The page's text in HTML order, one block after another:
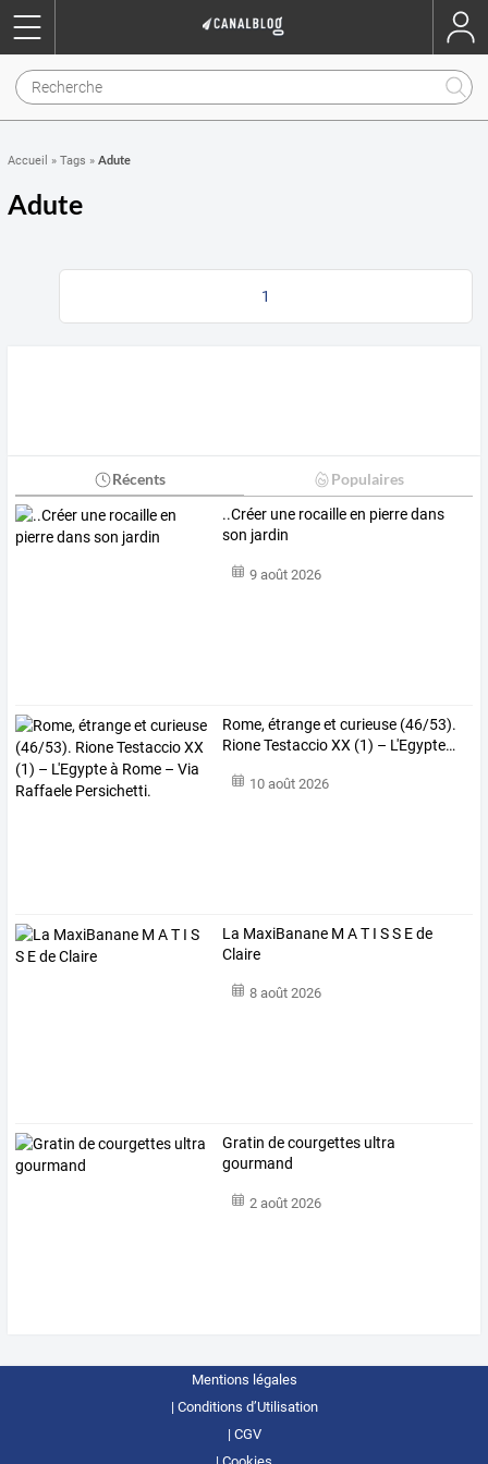
Accueil » Tags » Adute
Adute
1
Récents Populaires
..Créer une rocaille en pierre dans
son jardin
9 août 2026
Rome, étrangeet curieuse (46/53).
RioneTestaccioXX (1) – L'Egypte…
10 août 2026
La MaxiBanane M A T I S S E de
Claire
8 août 2026
Gratin de courgettes ultra
gourmand
2 août 2026
Mentions légales
Conditions d’Utilisation
CGV